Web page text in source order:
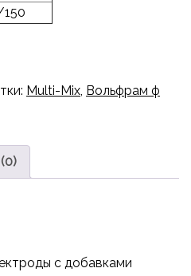
Multi-Mix, Вольфрам ф
с добавками